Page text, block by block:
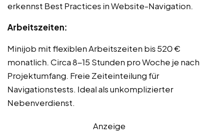
erkennst Best Practices in Website-Navigation.
Arbeitszeiten:
Minijob mit flexiblen Arbeitszeiten bis 520 €
monatlich. Circa 8-15 Stunden pro Woche je nach
Projektumfang. Freie Zeiteinteilung für
Navigationstests. Ideal als unkomplizierter
Nebenverdienst.
Anzeige